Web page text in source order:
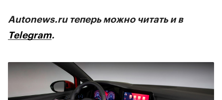
Autonews.ru теперь можно читать и в
Telegram.